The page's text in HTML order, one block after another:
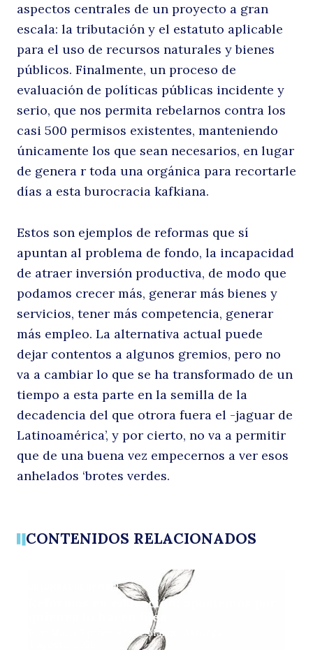
aspectos centrales de un proyecto a gran
escala: la tributación y el estatuto aplicable
para el uso de recursos naturales y bienes
públicos. Finalmente, un proceso de
evaluación de políticas públicas incidente y
serio, que nos permita rebelarnos contra los
casi 500 permisos existentes, manteniendo
únicamente los que sean necesarios, en lugar
de genera r toda una orgánica para recortarle
días a esta burocracia kafkiana.
Estos son ejemplos de reformas que sí
apuntan al problema de fondo, la incapacidad
de atraer inversión productiva, de modo que
podamos crecer más, generar más bienes y
servicios, tener más competencia, generar
más empleo. La alternativa actual puede
dejar contentos a algunos gremios, pero no
va a cambiar lo que se ha transformado de un
tiempo a esta parte en la semilla de la
decadencia del que otrora fuera el -jaguar de
Latinoamérica’, y por cierto, no va a permitir
que de una buena vez empecernos a ver esos
anhelados ‘brotes verdes.
CONTENIDOS RELACIONADOS
COLUMNAS DE OPINIÓN
Reformas en educación: apostemos por
quienes lo hacen bien
Por: María Turner y José Manuel Astorga